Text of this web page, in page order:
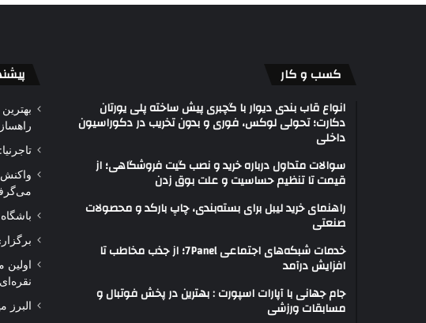
کسب و کار
انواع قاب بندی دیوار با گچبری پیش ساخته پلی یورتان
دکارت؛ تحولی لوکس، فوری و بدون تخریب در دکوراسیون
داخلی
سوالات متداول درباره خرید و نصب گیت فروشگاهی؛ از
قیمت تا تنظیم حساسیت و علت بوق زدن
راهنمای خرید لیبل برای بسته‌بندی، چاپ بارکد و محصولات
صنعتی
خدمات شبکه‌های اجتماعی 7Panel؛ از جذب مخاطب تا
افزایش درآمد
جام جهانی با آپارات اسپورت : بهترین در پخش فوتبال و
مسابقات ورزشی
واکنش
البرز